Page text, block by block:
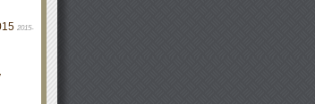
2015-